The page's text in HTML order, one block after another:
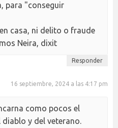
para "conseguir
casa, ni delito o fraude
Neira, dixit
Responder
16 septiembre, 2024 a las 4:17 pm
como pocos el
y del veterano.